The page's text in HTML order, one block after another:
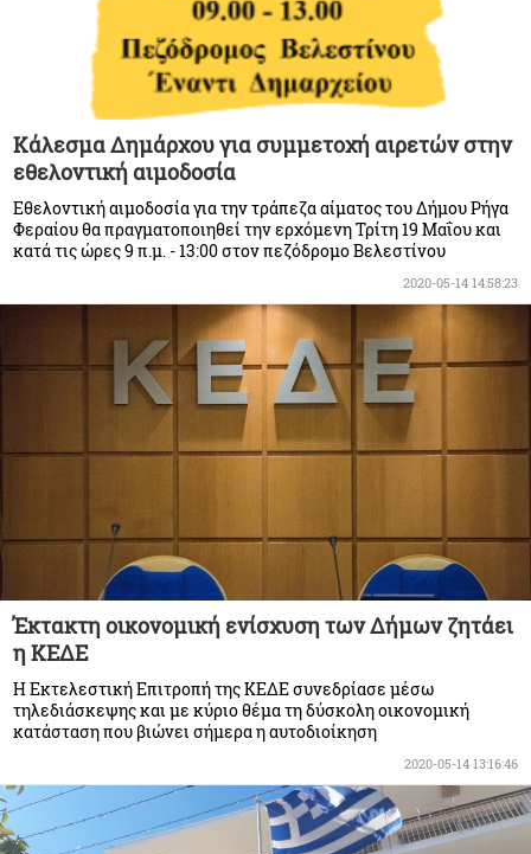
Κάλεσμα Δημάρχου για συμμετοχή αιρετών στην
εθελοντική αιμοδοσία
Εθελοντική αιμοδοσία για την τράπεζα αίματος του Δήμου Ρήγα
Φεραίου θα πραγματοποιηθεί την ερχόμενη Τρίτη 19 Μαΐου και
κατά τις ώρες 9 π.μ. - 13:00 στον πεζόδρομο Βελεστίνου
2020-05-14 14:58:23
Έκτακτη οικονομική ενίσχυση των Δήμων ζητάει
η ΚΕΔΕ
Η Εκτελεστική Επιτροπή της ΚΕΔΕ συνεδρίασε μέσω
τηλεδιάσκεψης και με κύριο θέμα τη δύσκολη οικονομική
κατάσταση που βιώνει σήμερα η αυτοδιοίκηση
2020-05-14 13:16:46